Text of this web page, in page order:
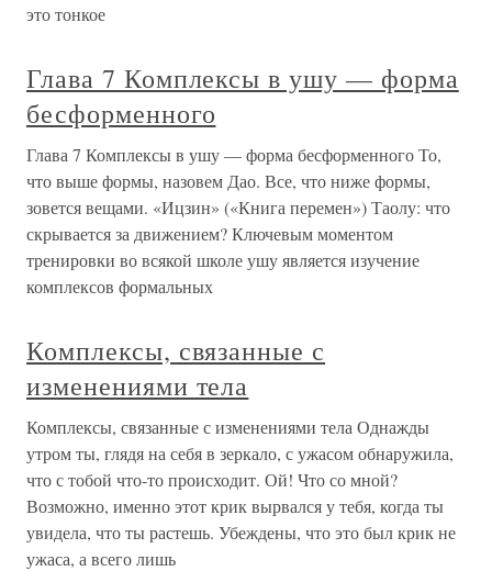
это тонкое
Глава 7 Комплексы в ушу — форма
бесформенного
Глава 7 Комплексы в ушу — форма бесформенного То,
что выше формы, назовем Дао. Все, что ниже формы,
зовется вещами. «Ицзин» («Книга перемен») Таолу: что
скрывается за движением? Ключевым моментом
тренировки во всякой школе ушу является изучение
комплексов формальных
Комплексы, связанные с
изменениями тела
Комплексы, связанные с изменениями тела Однажды
утром ты, глядя на себя в зеркало, с ужасом обнаружила,
что с тобой что-то происходит. Ой! Что со мной?
Возможно, именно этот крик вырвался у тебя, когда ты
увидела, что ты растешь. Убеждены, что это был крик не
ужаса, а всего лишь